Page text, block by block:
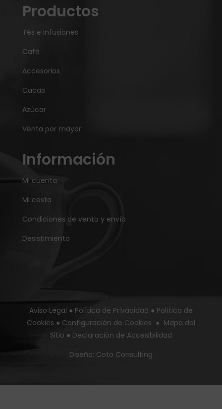
Productos
Tés e Infusiones
Café
Accesorios
Cacao
Azúcar
Venta por mayor
Información
Mi cuenta
Mi cesta
Condiciones de venta y envío
Desistimiento
Aviso Legal ● Política de Privacidad ● Política de
Cookies ● Configuración de Cookies ● Mapa del
Sitio ● Declaración de Accesibilidad
Diseño: Coto Consulting